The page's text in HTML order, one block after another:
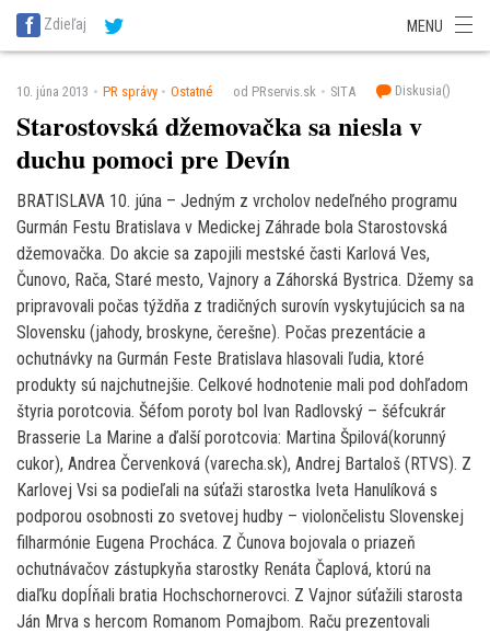
SITA Energetika
SITA Potravinárstvo
Zdieľaj MENU
10. júna 2013 PR správy Ostatné od PRservis.sk SITA Diskusia()
Starostovská džemovačka sa niesla v
duchu pomoci pre Devín
BRATISLAVA 10. júna – Jedným z vrcholov nedeľného programu
Gurmán Festu Bratislava v Medickej Záhrade bola Starostovská
džemovačka. Do akcie sa zapojili mestské časti Karlová Ves,
Čunovo, Rača, Staré mesto, Vajnory a Záhorská Bystrica. Džemy sa
pripravovali počas týždňa z tradičných surovín vyskytujúcich sa na
Slovensku (jahody, broskyne, čerešne). Počas prezentácie a
ochutnávky na Gurmán Feste Bratislava hlasovali ľudia, ktoré
produkty sú najchutnejšie. Celkové hodnotenie mali pod dohľadom
štyria porotcovia. Šéfom poroty bol Ivan Radlovský – šéfcukrár
Brasserie La Marine a ďalší porotcovia: Martina Špilová(korunný
cukor), Andrea Červenková (varecha.sk), Andrej Bartaloš (RTVS). Z
Karlovej Vsi sa podieľali na súťaži starostka Iveta Hanulíková s
podporou osobnosti zo svetovej hudby – violončelistu Slovenskej
filharmónie Eugena Procháca. Z Čunova bojovala o priazeň
ochutnávačov zástupkyňa starostky Renáta Čaplová, ktorú na
diaľku dopĺňali bratia Hochschornerovci. Z Vajnor súťažili starosta
Ján Mrva s hercom Romanom Pomajbom. Raču prezentovali